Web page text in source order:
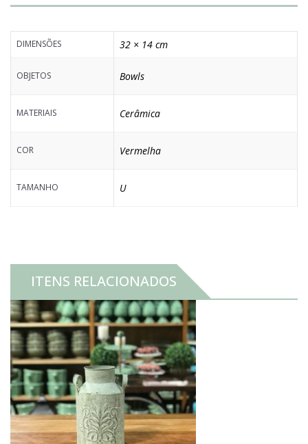
DIMENSÕES 32 × 14 cm
OBJETOS Bowls
MATERIAIS Cerâmica
COR Vermelha
TAMANHO U
ITENS RELACIONADOS